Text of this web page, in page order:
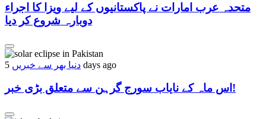
متحدہ عرب امارات نے پاکستانیوں کے لیے ویزا کا اجراء
دوبارہ شروع کر دیا
دنیا بھر سے خبریں 5 days ago
اس ماہ کے نایاب سورج گرہن سے متعلق بڑی خبر!